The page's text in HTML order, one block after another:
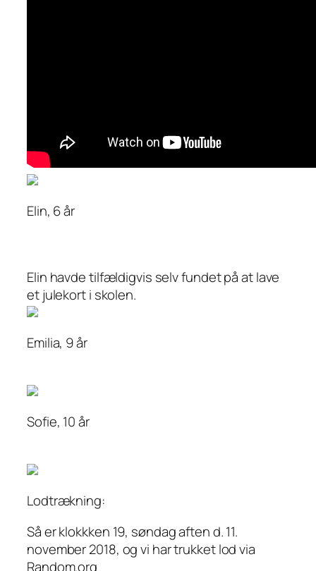
Elin, 6 år
Elin havde tilfældigvis selv fundet på at lave
et julekort i skolen.
Emilia, 9 år
Sofie, 10 år
Lodtrækning:
Så er klokkken 19, søndag aften d. 11.
november 2018, og vi har trukket lod via
Random.org